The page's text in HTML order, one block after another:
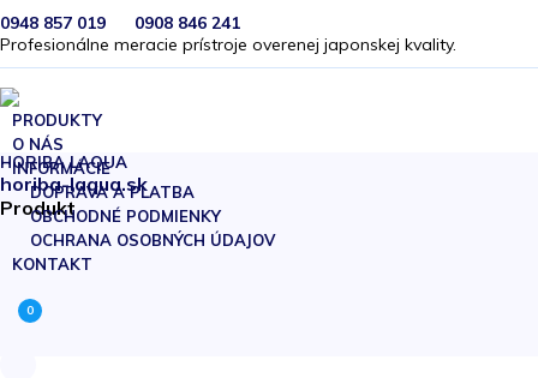
0948 857 019
0908 846 241
Profesionálne meracie prístroje overenej japonskej kvality.
PRODUKTY
O NÁS
INFORMÁCIE
DOPRAVA A PLATBA
OBCHODNÉ PODMIENKY
OCHRANA OSOBNÝCH ÚDAJOV
KONTAKT
0
HORIBA LAQUA
horiba-laqua.sk
Produkt